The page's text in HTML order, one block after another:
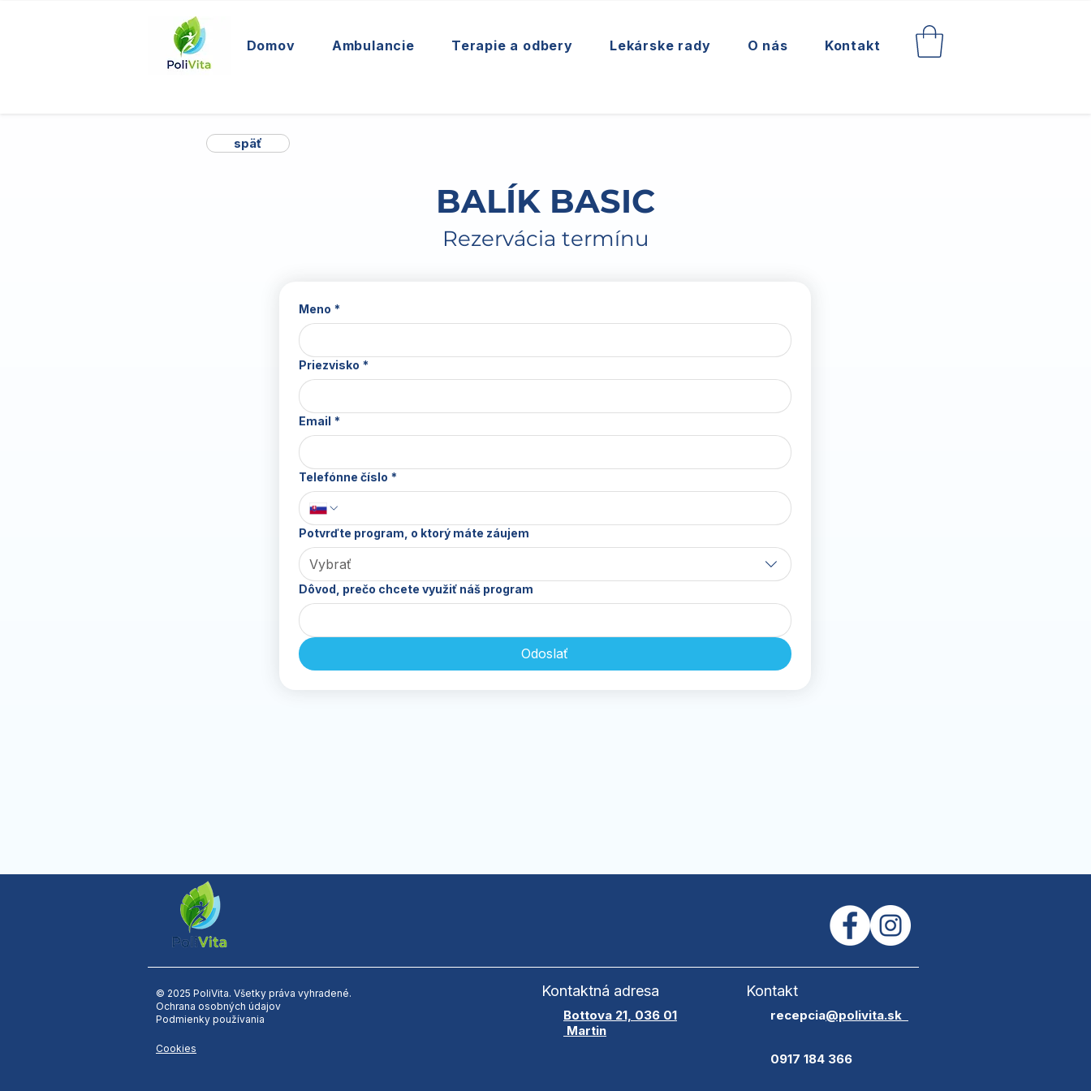
Domov Ambulancie Terapie a odbery Lekárske rady O nás Kontakt
späť
BALÍK BASIC
Rezervácia termínu
Meno *
Priezvisko *
Email *
Telefónne číslo *
Potvrďte program, o ktorý máte záujem
Vybrať
Dôvod, prečo chcete využiť náš program
Odoslať
© 2025 PoliVita. Všetky práva vyhradené.
Ochrana osobných údajov
Podmienky používania
Cookies
Kontaktná adresa
Bottova 21, 036 01
Martin
Kontakt
​recepcia@polivita.sk
0917 184 366